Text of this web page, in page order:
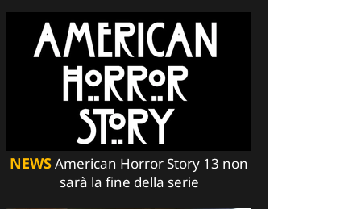
NEWSAmerican Horror Story 13 non
sarà la fine della serie